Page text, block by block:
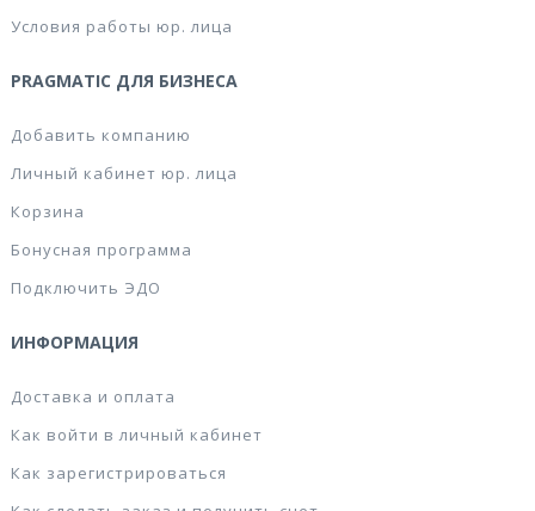
Условия работы юр. лица
PRAGMATIC ДЛЯ БИЗНЕСА
Добавить компанию
Личный кабинет юр. лица
Корзина
Бонусная программа
Подключить ЭДО
ИНФОРМАЦИЯ
Доставка и оплата
Как войти в личный кабинет
Как зарегистрироваться